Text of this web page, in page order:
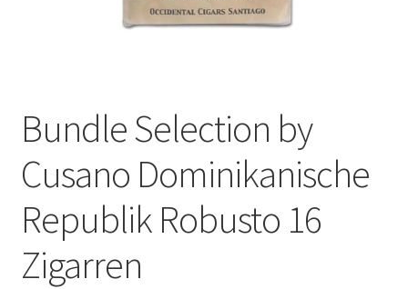
Bundle Selection by
Cusano Dominikanische
Republik Robusto 16
Zigarren